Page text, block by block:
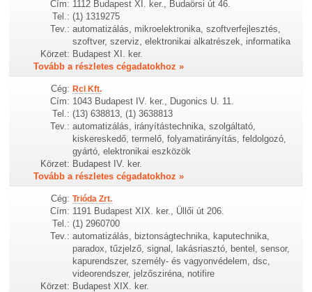
Cím: 1112 Budapest XI. ker., Budaörsi út 46.
Tel.: (1) 1319275
Tev.: automatizálás, mikroelektronika, szoftverfejlesztés,
szoftver, szerviz, elektronikai alkatrészek, informatika
Körzet: Budapest XI. ker.
Tovább a részletes cégadatokhoz »
Cég: Rcl Kft.
Cím: 1043 Budapest IV. ker., Dugonics U. 11.
Tel.: (13) 638813, (1) 3638813
Tev.: automatizálás, irányítástechnika, szolgáltató,
kiskereskedő, termelő, folyamatirányítás, feldolgozó,
gyártó, elektronikai eszközök
Körzet: Budapest IV. ker.
Tovább a részletes cégadatokhoz »
Cég: Trióda Zrt.
Cím: 1191 Budapest XIX. ker., Üllői út 206.
Tel.: (1) 2960700
Tev.: automatizálás, biztonságtechnika, kaputechnika,
paradox, tűzjelző, signal, lakásriasztó, bentel, sensor,
kapurendszer, személy- és vagyonvédelem, dsc,
videorendszer, jelzősziréna, notifire
Körzet: Budapest XIX. ker.